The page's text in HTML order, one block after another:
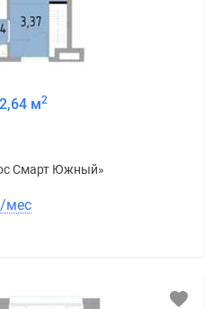
м2
Смарт Южный»
/мес